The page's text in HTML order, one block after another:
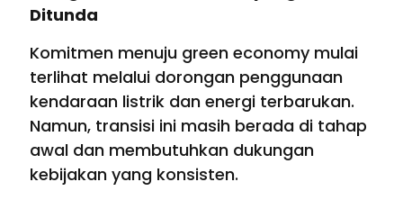
Ditunda
Komitmen menuju green economy mulai
terlihat melalui dorongan penggunaan
kendaraan listrik dan energi terbarukan.
Namun, transisi ini masih berada di tahap
awal dan membutuhkan dukungan
kebijakan yang konsisten.